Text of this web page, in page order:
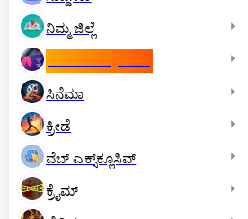
ನಿಮ್ಮ ಜಿಲ್ಲೆ
ಸಿನೆಮಾ
ಕ್ರೀಡೆ
ವೆಬ್ ಎಕ್ಸ್‌ಕ್ಲೂಸಿವ್
ಕ್ರೈಮ್